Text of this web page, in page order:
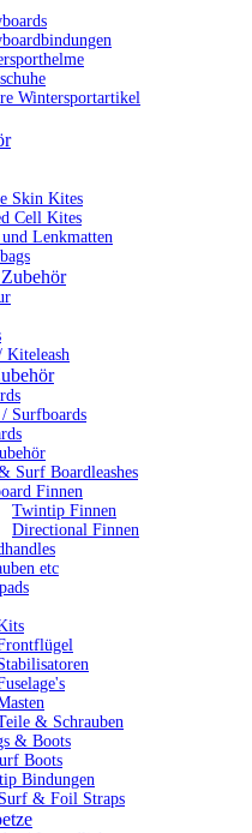
Wintersportartikel
Skin Kites
Cell Kites
Lenkmatten
Kiteleash
Surfboards
Surf Boardleashes
Finnen
Twintip Finnen
Directional Finnen
etc
& Schrauben
& Boots
Boots
Bindungen
& Foil Straps